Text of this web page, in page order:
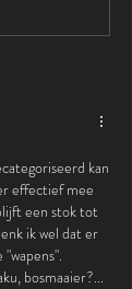
kan
effectief mee
een stok tot
ik wel dat er
bosmaaier?...